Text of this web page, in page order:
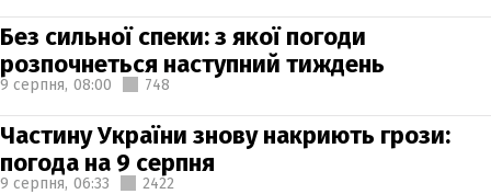
Без сильної спеки: з якої погоди
розпочнеться наступний тиждень
9 серпня, 08:00 748
Частину України знову накриють грози:
погода на 9 серпня
9 серпня, 06:33 2422